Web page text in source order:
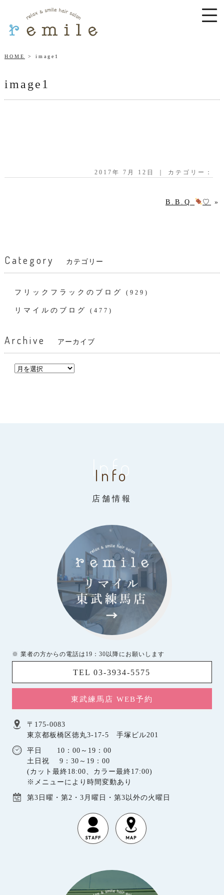
HOME image1
image1
2017年 7月 12日 ｜ カテゴリー：
B.B.Q ♡ »
Category カテゴリー
フリックフラックのブログ (929)
リマイルのブログ (477)
Archive アーカイブ
Info
Info
店舗情報
※ 業者の方からの電話は19：30以降にお願いします
TEL 03-3934-5575
東武練馬店 WEB予約
〒175-0083
東京都板橋区徳丸3-17-5 手塚ビル201
平日 10：00～19：00
土日祝 9：30～19：00
(カット最終18:00、カラー最終17:00)
※メニューにより時間変動あり
第3日曜・第2・3月曜日・第3以外の火曜日